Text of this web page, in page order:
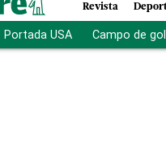
Revista
Portada USA Campo de